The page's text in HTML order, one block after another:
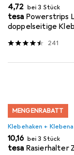
EUR
4,72 bei 3 Stück
tesa Powerstrips
doppelseitige
241
MENGENRABATT
Klebehaken +
EUR
10,16 bei 3 Stück
tesa Rasierhalter